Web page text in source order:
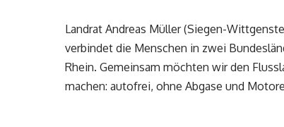
Landrat Andreas Müller (Siegen-
verbindet die Menschen in zwei
Rhein. Gemeinsam möchten wir den
machen: autofrei, ohne Abgase und